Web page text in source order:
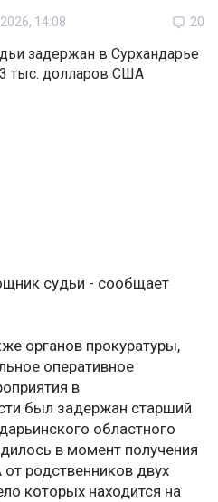
14:08 20
судьи - сообщает
органов прокуратуры,
оперативное
в
был задержан старший
областного
в момент получения
родственников двух
которых находится на